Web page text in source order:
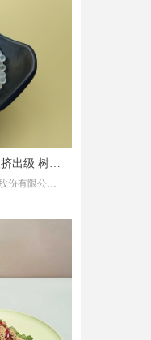
出级 树脂
份有限公司